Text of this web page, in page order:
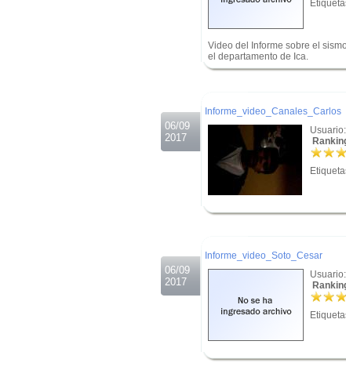
Video del Informe sobre el
el departamento de Ica.
06/09
2017
Informe_video_Canales_Carlos
Usuario:
06/09
2017
Informe_video_Soto_Cesar
Usuario: